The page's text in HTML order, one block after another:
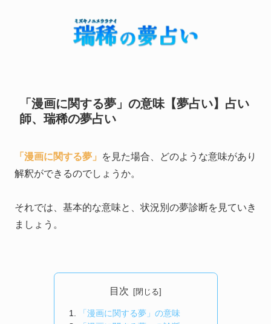
「漫画に関する夢」の意味【夢占い】占い
師、瑞稀の夢占い
「漫画に関する夢」
を見た場合、どのような意味があり
解釈ができるのでしょうか。
それでは、基本的な意味と、状況別の夢診断を見ていき
ましょう。
目次
「漫画に関する夢」の意味